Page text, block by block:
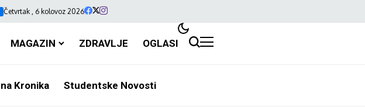
Četvrtak , 6 kolovoz 2026
MAGAZIN ZDRAVLJE OGLASI
Kronika Studentske Novosti